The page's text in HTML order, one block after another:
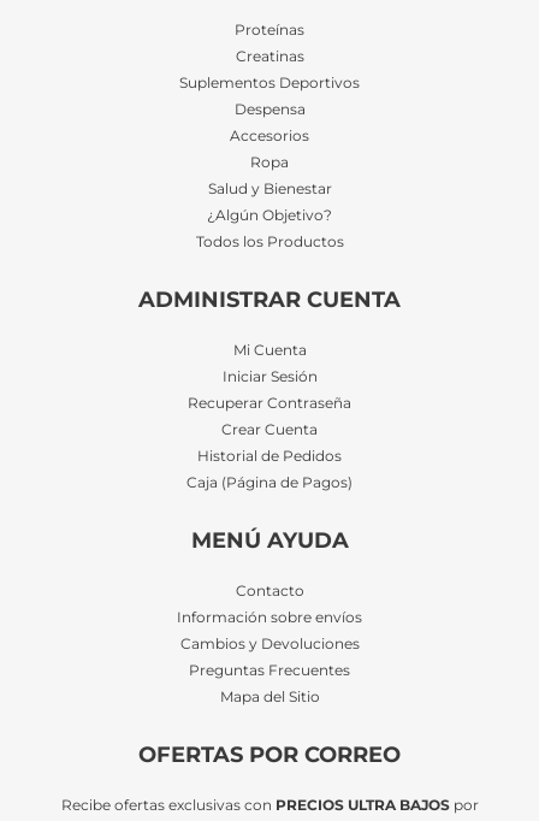
Proteínas
Creatinas
Suplementos Deportivos
Despensa
Accesorios
Ropa
Salud y Bienestar
¿Algún Objetivo?
Todos los Productos
ADMINISTRAR CUENTA
Mi Cuenta
Iniciar Sesión
Recuperar Contraseña
Crear Cuenta
Historial de Pedidos
Caja (Página de Pagos)
MENÚ AYUDA
Contacto
Información sobre envíos
Cambios y Devoluciones
Preguntas Frecuentes
Mapa del Sitio
OFERTAS POR CORREO
Recibe ofertas exclusivas con PRECIOS ULTRA BAJOSpor